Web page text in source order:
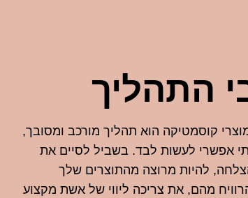
התהליך
קוסמטיקה הוא תהליך מורכב ומסובך,
אפשרי לעשות לבד. בשביל לסיים את
להיות מרוצה מהתוצרים שלך
מהם, את צריכה ליווי של אשת מקצוע